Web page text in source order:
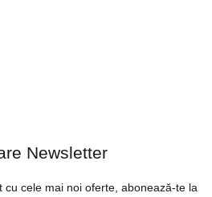
Newsletter
cu cele mai noi oferte, abonează-te la